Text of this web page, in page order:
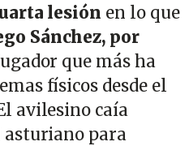
lesión en lo que
Sánchez, por
que más ha
físicos desde el
avilesino caía
asturiano para